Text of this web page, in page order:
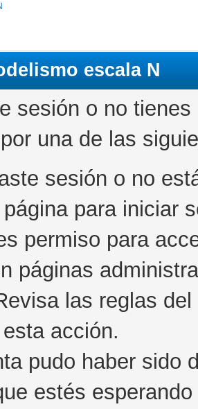
escala N
sesión o no
una de las
sesión o no
para iniciar
permiso para
páginas
las reglas
acción.
pudo haber sido
estés